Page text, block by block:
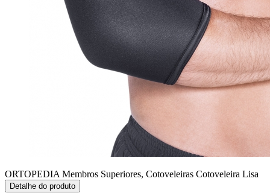
ORTOPEDIA Membros Superiores, Cotoveleiras Cotoveleira Lisa
Detalhe do produto